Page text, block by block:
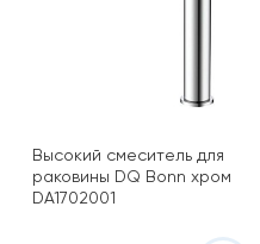
Высокий смеситель для
раковины DQ Bonn хром
DA1702001